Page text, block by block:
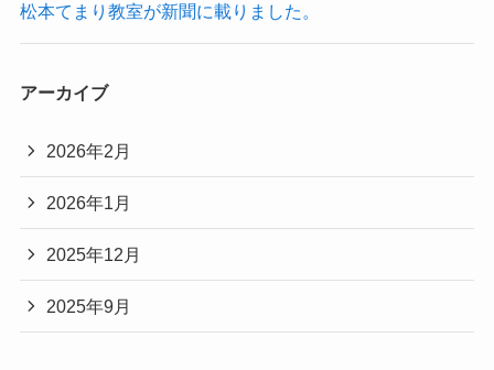
松本てまり教室が新聞に載りました。
アーカイブ
2026年2月
2026年1月
2025年12月
2025年9月